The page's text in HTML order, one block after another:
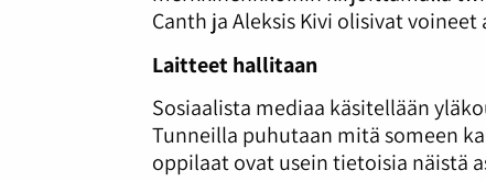
Canth ja Aleksis Kivi olisivat
Laitteet hallitaan
Sosiaalista mediaa käsitellään
Tunneilla puhutaan mitä someen
oppilaat ovat usein tietoisia näistä